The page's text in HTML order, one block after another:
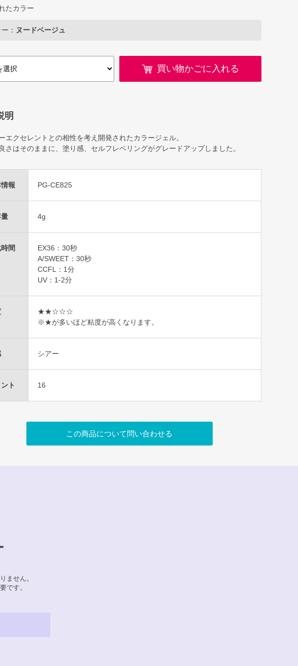
たカラー
： ヌードベージュ
買い物かごに入れる
明
エクセレントとの相性を考え開発されたカラージェル。
さはそのままに、塗り感、セルフレベリングがグレードアップしました。
報 PG-CE825
4g
間
EX36：30秒
A/SWEET：30秒
CCFL：1分
UV：1-2分
★★☆☆☆
※★が多いほど粘度が高くなります。
シアー
ト 16
この商品について問い合わせる
ません。
です。